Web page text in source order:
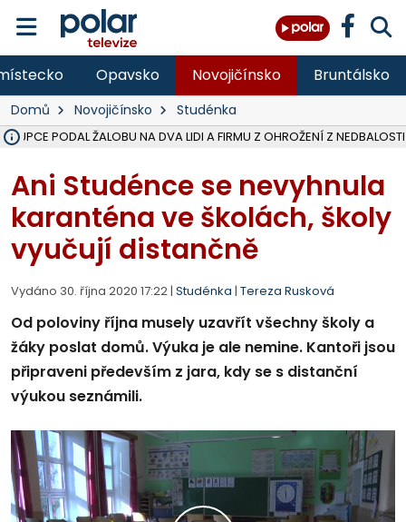
Opavsko Novojičínsko Bruntálsko
Domů Novojičínsko Studénka
PODAL ŽALOBU NA DVA LIDI A FIRMU Z OHROŽENÍ Z NEDBALOSTI
Ani Studénce se nevyhnula
karanténa ve školách, školy
vyučují distančně
Vydáno 30. října 2020 17:22 | Studénka | Tereza Rusková
Od poloviny října musely uzavřít všechny školy a
žáky poslat domů. Výuka je ale nemine. Kantoři jsou
připraveni především z jara, kdy se s distanční
výukou seznámili.